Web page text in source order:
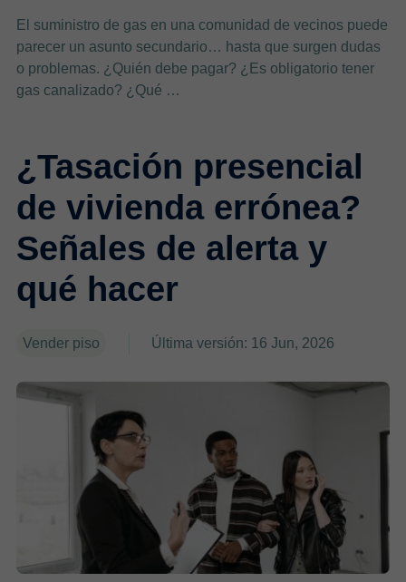
El suministro de gas en una comunidad de vecinos puede
parecer un asunto secundario… hasta que surgen dudas
o problemas. ¿Quién debe pagar? ¿Es obligatorio tener
gas canalizado? ¿Qué …
¿Tasación presencial
de vivienda errónea?
Señales de alerta y
qué hacer
Vender piso Última versión: 16 Jun, 2026